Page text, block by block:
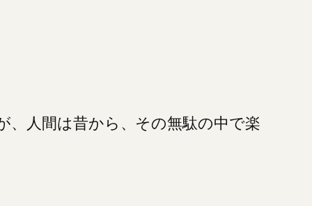
、人間は昔から、その無駄の中で楽